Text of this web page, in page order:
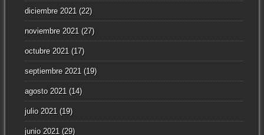
diciembre 2021 (22)
noviembre 2021 (27)
octubre 2021 (17)
septiembre 2021 (19)
agosto 2021 (14)
julio 2021 (19)
junio 2021 (29)